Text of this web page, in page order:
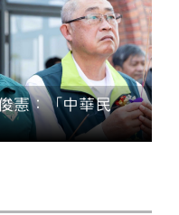
憲：「中華民